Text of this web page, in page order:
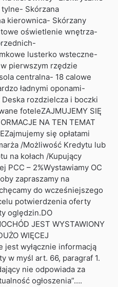
Skórzana
kierownica- Skórzany
oświetlenie wnętrza-
lusterko wsteczne-
pierwszym rzędzie
centralna- 18 calowe
ładnymi oponami-
rozdzielcza i boczki
foteleZAJMUJEMY SIĘ
NA TEN TEMAT
się opłatami
/Możliwość Kredytu lub
na kołach /Kupujący
PCC – 2%Wystawiamy OC
zapraszamy na
do wcześniejszego
potwierdzenia oferty
oględzin.DO
JEST WYSTAWIONY
WIĘCEJ
jest wyłącznie informacją
w myśl art. 66, paragraf 1.
nie odpowiada za
ogłoszenia”….